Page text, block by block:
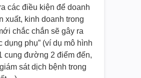
các điều kiện để doanh
xuất, kinh doanh trong
chắc chắn sẽ gây ra
dụng phụ” (ví dụ mô hình
cung đường 2 điểm đến,
sát dịch bệnh trong